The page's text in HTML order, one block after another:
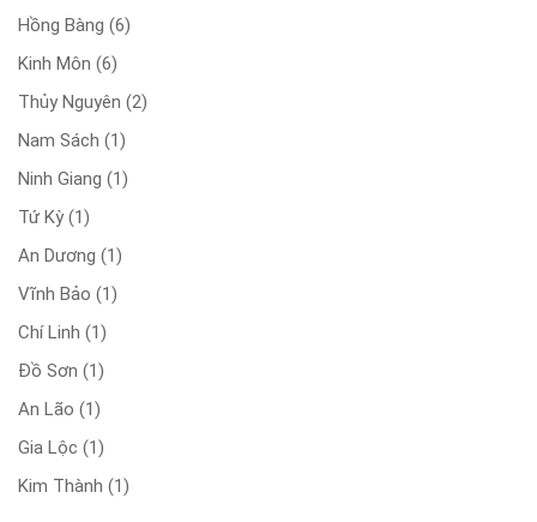
Hồng Bàng (6)
Kinh Môn (6)
Thủy Nguyên (2)
Nam Sách (1)
Ninh Giang (1)
Tứ Kỳ (1)
An Dương (1)
Vĩnh Bảo (1)
Chí Linh (1)
Đồ Sơn (1)
An Lão (1)
Gia Lộc (1)
Kim Thành (1)